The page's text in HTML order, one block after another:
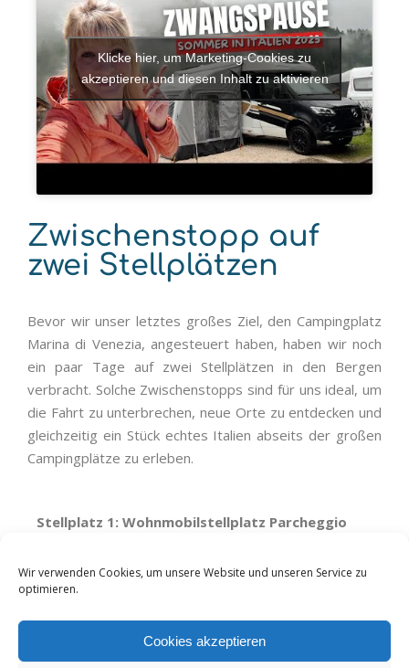
Wir verwenden Cookies, um unsere Website und unseren Service zu
optimieren.
Cookies akzeptieren
Klicke hier, um Marketing-Cookies zu
akzeptieren und diesen Inhalt zu aktivieren
Zwischenstopp auf
zwei Stellplätzen
Bevor wir unser letztes großes Ziel, den Campingplatz
Marina di Venezia, angesteuert haben, haben wir noch
ein paar Tage auf zwei Stellplätzen in den Bergen
verbracht. Solche Zwischenstopps sind für uns ideal, um
die Fahrt zu unterbrechen, neue Orte zu entdecken und
gleichzeitig ein Stück echtes Italien abseits der großen
Campingplätze zu erleben.
Stellplatz 1: Wohnmobilstellplatz Parcheggio
📍 5 Piazzale dello Sport, 32020 Piè Falcade, Italien
📍 Koordinaten: 46.3550, 11.8711